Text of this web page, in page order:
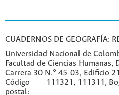
CUADERNOS DE GEOGRAFÍA:
Universidad Nacional de
Facultad de Ciencias Humanas,
Carrera 30 N.° 45-03, Edificio
Código
postal:
111321, 111311,